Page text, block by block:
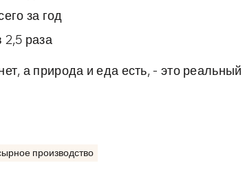
за год
2,5 раза
а природа и еда есть, - это реальный
производство